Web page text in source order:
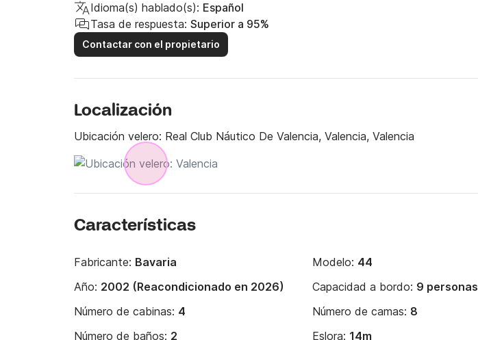
Idioma(s) hablado(s): Español
Tasa de respuesta: Superior a 95%
Contactar con el propietario
Localización
Ubicación velero: Real Club Náutico De Valencia, Valencia, Valencia
Características
Fabricante: Bavaria Modelo: 44
Año: 2002 (Reacondicionado en 2026) Capacidad a bordo: 9 personas
Número de cabinas: 4 Número de camas: 8
Número de baños: 2 Eslora: 14m